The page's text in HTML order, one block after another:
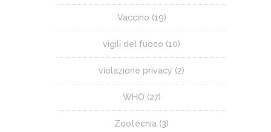
Vaccino (19)
vigili del fuoco (10)
violazione privacy (2)
WHO (27)
Zootecnia (3)